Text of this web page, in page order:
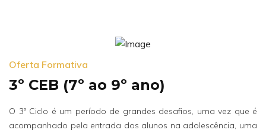
Oferta Formativa
3º CEB (7º ao 9º ano)
O 3º Ciclo é um período de grandes desafios, uma vez que é
acompanhado pela entrada dos alunos na adolescência, uma